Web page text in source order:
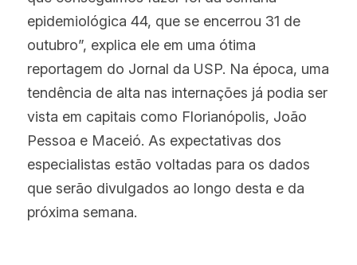
epidemiológica 44, que se encerrou 31 de
outubro”, explica ele em uma ótima
reportagem do Jornal da USP. Na época, uma
tendência de alta nas internações já podia ser
vista em capitais como Florianópolis, João
Pessoa e Maceió. As expectativas dos
especialistas estão voltadas para os dados
que serão divulgados ao longo desta e da
próxima semana.